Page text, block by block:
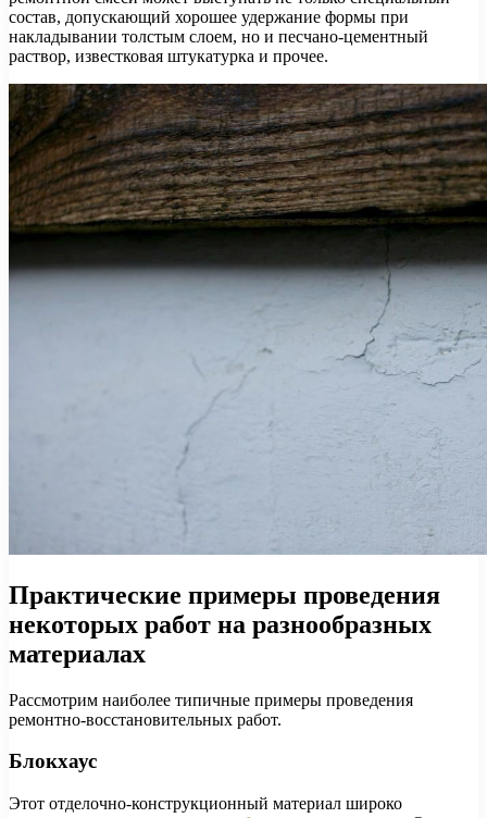
состав, допускающий хорошее удержание формы при
накладывании толстым слоем, но и песчано-цементный
раствор, известковая штукатурка и прочее.
Практические примеры проведения
некоторых работ на разнообразных
материалах
Рассмотрим наиболее типичные примеры проведения
ремонтно-восстановительных работ.
Блокхаус
Этот отделочно-конструкционный материал широко